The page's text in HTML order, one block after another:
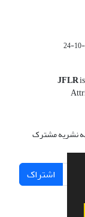
JFLR
نشریه مشترک
اشتراک